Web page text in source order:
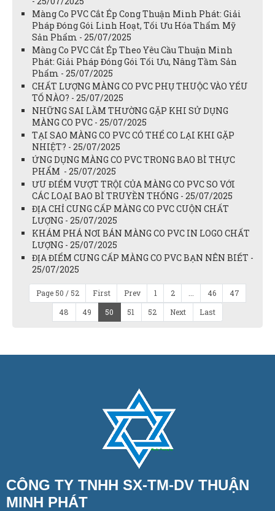
Màng Co PVC Cắt Ép Cong Thuận Minh Phát: Giải
Pháp Đóng Gói Linh Hoạt, Tối Ưu Hóa Thẩm Mỹ
Sản Phẩm - 25/07/2025
Màng Co PVC Cắt Ép Theo Yêu Cầu Thuận Minh
Phát: Giải Pháp Đóng Gói Tối Ưu, Nâng Tầm Sản
Phẩm - 25/07/2025
CHẤT LƯỢNG MÀNG CO PVC PHỤ THUỘC VÀO YẾU
TỐ NÀO? - 25/07/2025
NHỮNG SAI LẦM THƯỜNG GẶP KHI SỬ DỤNG
MÀNG CO PVC - 25/07/2025
TẠI SAO MÀNG CO PVC CÓ THỂ CO LẠI KHI GẶP
NHIỆT? - 25/07/2025
ỨNG DỤNG MÀNG CO PVC TRONG BAO BÌ THỰC
PHẨM - 25/07/2025
ƯU ĐIỂM VƯỢT TRỘI CỦA MÀNG CO PVC SO VỚI
CÁC LOẠI BAO BÌ TRUYỀN THỐNG - 25/07/2025
ĐỊA CHỈ CUNG CẤP MÀNG CO PVC CUỘN CHẤT
LƯỢNG - 25/07/2025
KHÁM PHÁ NƠI BÁN MÀNG CO PVC IN LOGO CHẤT
LƯỢNG - 25/07/2025
ĐỊA ĐIỂM CUNG CẤP MÀNG CO PVC BẠN NÊN BIẾT -
25/07/2025
Page 50 / 52 First Prev 1 2 46
47
48
49 50 51 52 Next Last
CÔNG TY TNHH SX-TM-DV THUẬN
MINH PHÁT